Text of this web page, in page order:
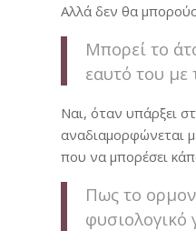
Αλλά δεν θα
Μπορεί το
εαυτό του με
Ναι, όταν υπάρξει
αναδιαμορφώνεται
που να μπορέσει
Πως το
φυσιολογικό